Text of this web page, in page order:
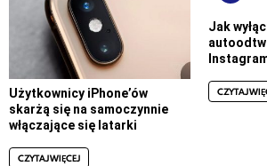
Użytkownicy iPhone’ów
skarżą się na samoczynnie
włączające się latarki
CZYTAJ WIĘCEJ
Jak
CZYTAJ